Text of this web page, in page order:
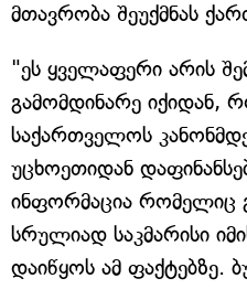
მთავრობა შეუქმნას
"ეს ყველაფერი არის
გამომდინარე იქიდან,
საქართველოს
უცხოეთიდან
ინფორმაცია რომელიც
სრულიად საკმარისი
დაიწყოს ამ ფაქტებზე.